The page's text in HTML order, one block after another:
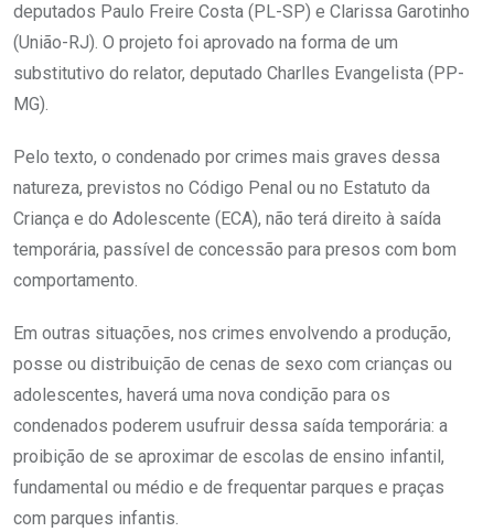
deputados Paulo Freire Costa (PL-SP) e Clarissa Garotinho
(União-RJ). O projeto foi aprovado na forma de um
substitutivo do relator, deputado Charlles Evangelista (PP-
MG).
Pelo texto, o condenado por crimes mais graves dessa
natureza, previstos no Código Penal ou no Estatuto da
Criança e do Adolescente (ECA), não terá direito à saída
temporária, passível de concessão para presos com bom
comportamento.
Em outras situações, nos crimes envolvendo a produção,
posse ou distribuição de cenas de sexo com crianças ou
adolescentes, haverá uma nova condição para os
condenados poderem usufruir dessa saída temporária: a
proibição de se aproximar de escolas de ensino infantil,
fundamental ou médio e de frequentar parques e praças
com parques infantis.